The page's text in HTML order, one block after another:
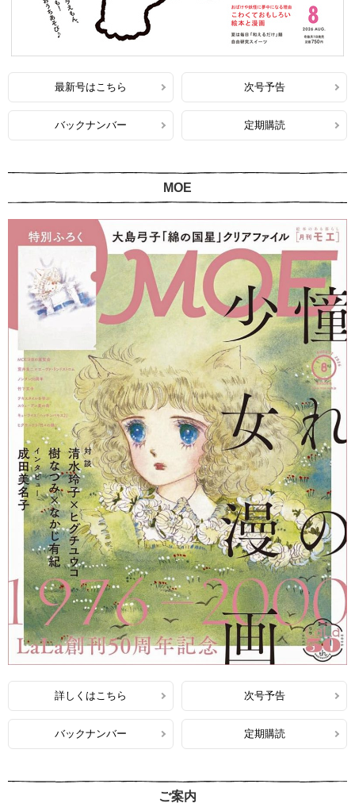
最新号はこちら 次号予告
バックナンバー 定期購読
MOE
詳しくはこちら 次号予告
バックナンバー 定期購読
ご案内